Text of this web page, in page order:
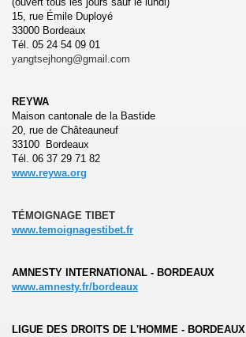
15, rue Émile Duployé
33000 Bordeaux
Tél. 05 24 54 09 01
yangtsejhong@gmail.com
REYWA
Maison cantonale de la Bastide
20, rue de Châteauneuf
33100 Bordeaux
Tél. 06 37 29 71 82
www.reywa.org
TÉMOIGNAGE TIBET
www.temoignagestibet.fr
AMNESTY INTERNATIONAL - BORDEAUX
www.amnesty.fr/bordeaux
LIGUE DES DROITS DE L'HOMME - BORDEAUX
AU TIBET ET EN EXIL